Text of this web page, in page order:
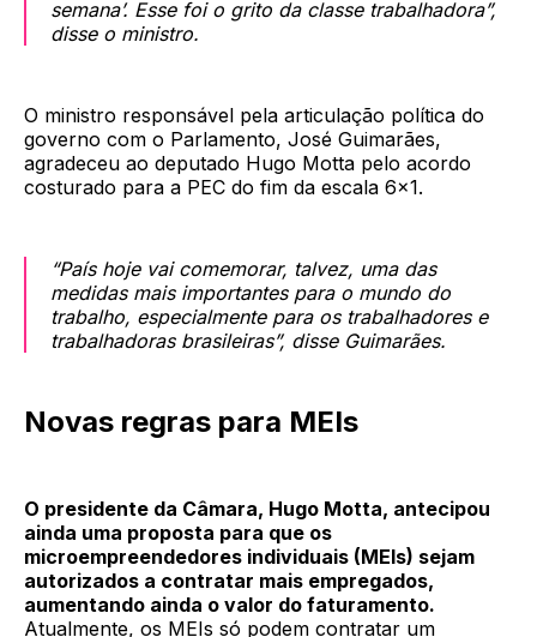
semana’. Esse foi o grito da classe trabalhadora”,
disse o ministro.
O ministro responsável pela articulação política do
governo com o Parlamento, José Guimarães,
agradeceu ao deputado Hugo Motta pelo acordo
costurado para a PEC do fim da escala 6x1.
“País hoje vai comemorar, talvez, uma das
medidas mais importantes para o mundo do
trabalho, especialmente para os trabalhadores e
trabalhadoras brasileiras”, disse Guimarães.
Novas regras para MEIs
O presidente da Câmara, Hugo Motta, antecipou
ainda uma proposta para que os
microempreendedores individuais (MEIs) sejam
autorizados a contratar mais empregados,
aumentando ainda o valor do faturamento.
Atualmente, os MEIs só podem contratar um